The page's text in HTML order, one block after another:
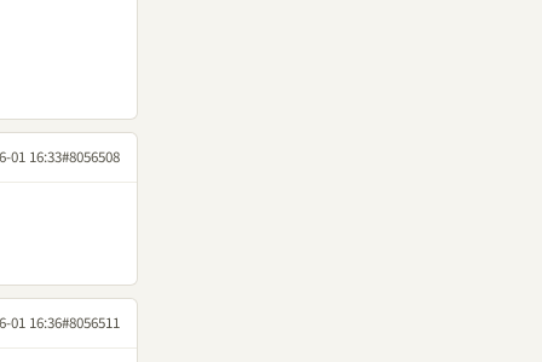
01 16:33#8056508
01 16:36#8056511